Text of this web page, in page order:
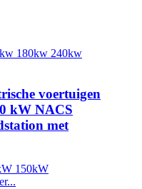
voertuigen
kW NACS
met